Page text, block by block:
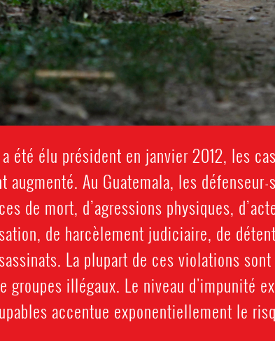
été élu président en janvier 2012, les
augmenté. Au Guatemala, les
de mort, d’agressions physiques,
de harcèlement judiciaire, de
La plupart de ces violations
groupes illégaux. Le niveau d'impunité
accentue exponentiellement le